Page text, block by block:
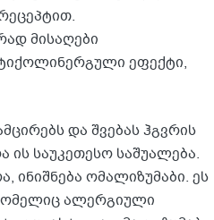
მისაღები
ეფექტი,
და შვებას ჰგვრის
საუკეთესო საშუალება.
ინიშნება ომალიზუმაბი. ეს
ალერგიული